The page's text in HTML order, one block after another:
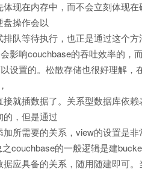
现在内存中，而不会立刻体现
盘操作会以
排队等待执行，也正是通过这个
影响couchbase的吞吐效率的，
设置的。松散存储也很好理解
就插数据了。关系型数据库依
，但是通过
所需要的关系，view的设置是
之couchbase的一般逻辑是建
应具备的关系，随用随建即可